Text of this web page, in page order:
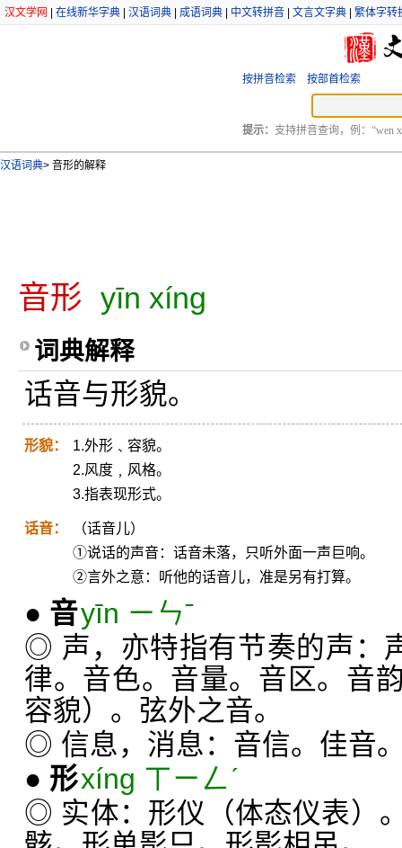
汉文学网 在线新华字典 汉语词典 成语词典 中文转拼音 文言文字典 繁体字转
按拼音检索 按部首检索
提示： 支持拼音查询，例：“wen
汉语词典> 音形的解释
音形 yīn xíng
词典解释
话音与形貌。
形貌：
1.外形﹑容貌。
2.风度﹐风格。
3.指表现形式。
话音：
（话音儿）
①说话的声音：话音未落，只听外面一声巨响。
②言外之意：听他的话音儿，准是另有打算。
● 音yīn ㄧㄣˉ
◎ 声，亦特指有节奏的声：
律。音色。音量。音区。音
容貌）。弦外之音。
◎ 信息，消息：音信。佳音
● 形xíng ㄒㄧㄥˊ
◎ 实体：形仪（体态仪表）